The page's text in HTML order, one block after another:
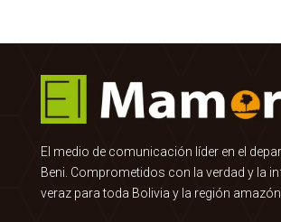
El medio de comunicación líder en el
Beni. Comprometidos con la verdad y la
veraz para toda Bolivia y la región